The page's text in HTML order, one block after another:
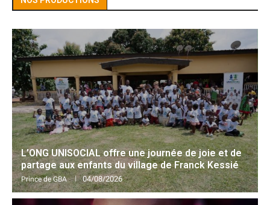
L’ONG UNISOCIAL offre une journée de joie et de
partage aux enfants du village de Franck Kessié
Prince de GBA 04/08/2026